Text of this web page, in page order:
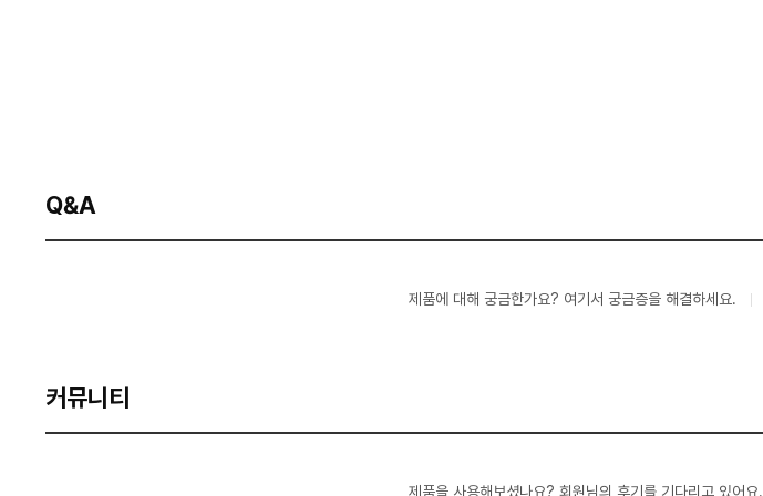
Q&A
제품에 대해 궁금한가요? 여기서 궁금증을 해결하세요.
커뮤니티
제품을 사용해보셨나요? 회원님의 후기를 기다리고 있어요.